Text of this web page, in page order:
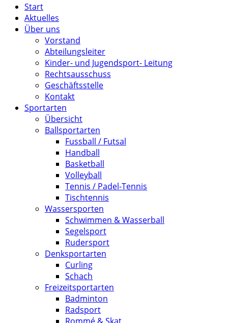
Start
Aktuelles
Über uns
Vorstand
Abteilungsleiter
Kinder- und Jugendsport- Leitung
Rechtsausschuss
Geschäftsstelle
Kontakt
Sportarten
Übersicht
Ballsportarten
Fussball / Futsal
Handball
Basketball
Volleyball
Tennis / Padel-Tennis
Tischtennis
Wassersporten
Schwimmen & Wasserball
Segelsport
Rudersport
Denksportarten
Curling
Schach
Freizeitsportarten
Badminton
Radsport
Rommé & Skat